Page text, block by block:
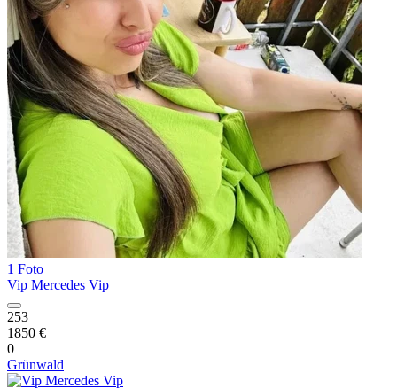
1 Foto
Vip Mercedes Vip
253
1850 €
0
Grünwald